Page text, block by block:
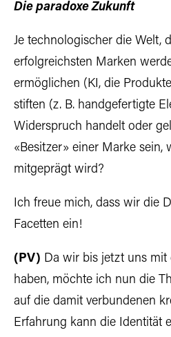
Die paradoxe Zukunft
Je technologischer die Welt,
erfolgreichsten Marken
ermöglichen (KI, die
stiften (z. B. handgefertigte
Widerspruch handelt oder
«Besitzer» einer Marke
mitgeprägt wird?
Ich freue mich, dass wir die
Facetten ein!
(PV) Da wir bis jetzt uns mit
haben, möchte ich nun die
auf die damit verbundenen
Erfahrung kann die Identität